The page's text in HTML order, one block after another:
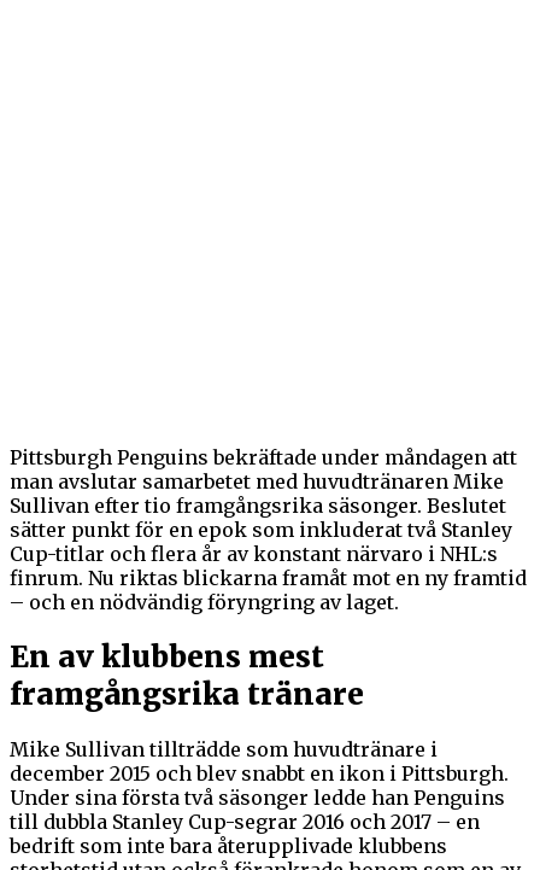
Pittsburgh Penguins bekräftade under måndagen att
man avslutar samarbetet med huvudtränaren Mike
Sullivan efter tio framgångsrika säsonger. Beslutet
sätter punkt för en epok som inkluderat två Stanley
Cup-titlar och flera år av konstant närvaro i NHL:s
finrum. Nu riktas blickarna framåt mot en ny framtid
– och en nödvändig föryngring av laget.
En av klubbens mest
framgångsrika tränare
Mike Sullivan tillträdde som huvudtränare i
december 2015 och blev snabbt en ikon i Pittsburgh.
Under sina första två säsonger ledde han Penguins
till dubbla Stanley Cup-segrar 2016 och 2017 – en
bedrift som inte bara återupplivade klubbens